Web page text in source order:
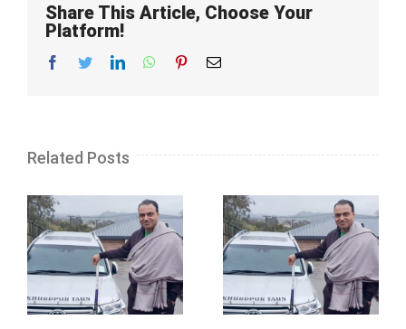
Share This Article, Choose Your
Platform!
Facebook
TwitterLinkedInWhatsApp
PinterestEmail
Related Posts